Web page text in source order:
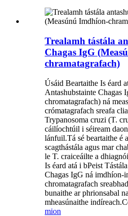
Trealamh tástála
Chagas IgG
chramatagrafach)
Úsáid Beartaithe Is éard
Antashubstainte Chagas
chromatagrafach) ná
crómatagrafach sreafa
Trypanosoma cruzi (T.
cáilíochtúil i séiream
lánfuil.Tá sé beartaithe é
scagthástála agus mar
le T. craiceáilte a
Is éard atá i bPeist
Chagas IgG ná imdhíon-
chromatagrafach
bunaithe ar phrionsabal
mheasúnaithe
mion